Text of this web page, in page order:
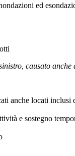
ed
causato
anche locati
e sostegno